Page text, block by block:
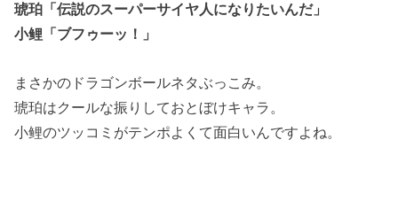
琥珀「伝説のスーパーサイヤ人になりたいんだ」
小鲤「ブフゥーッ！」
まさかのドラゴンボールネタぶっこみ。
琥珀はクールな振りしておとぼけキャラ。
小鲤のツッコミがテンポよくて面白いんですよね。